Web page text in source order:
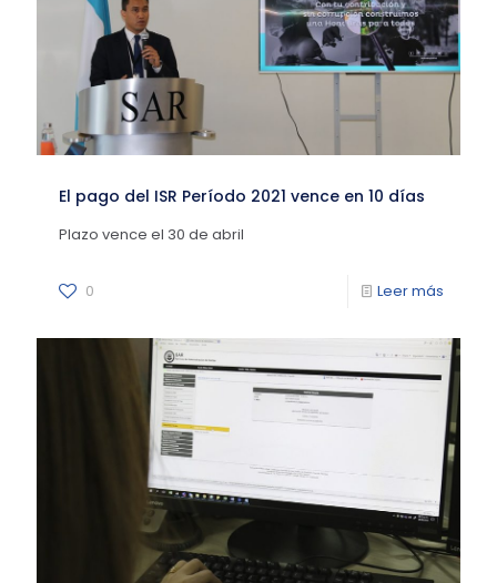
El pago del ISR Período 2021 vence en 10 días
Plazo vence el 30 de abril
0 Leer más